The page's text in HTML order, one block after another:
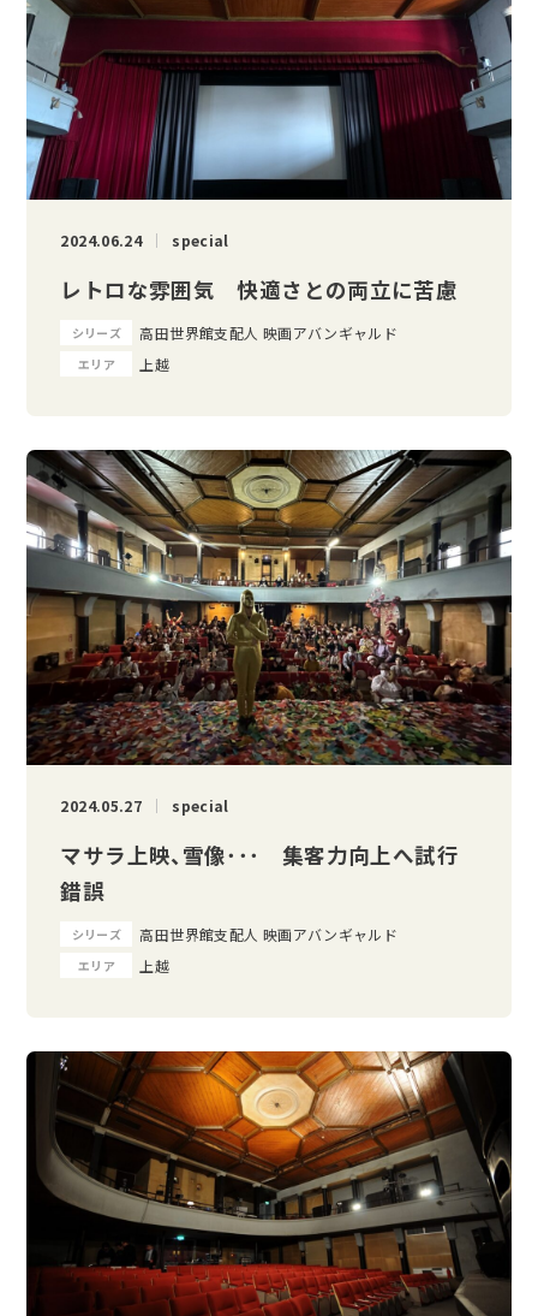
2024.06.24 special
レトロな雰囲気 快適さとの両立に苦慮
シリーズ 高田世界館支配人 映画アバンギャルド
エリア 上越
2024.05.27 special
マサラ上映、雪像･･･ 集客力向上へ試行
錯誤
シリーズ 高田世界館支配人 映画アバンギャルド
エリア 上越